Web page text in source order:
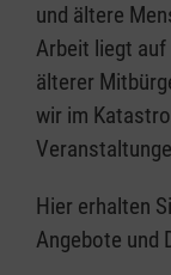
und ältere
Arbeit liegt auf
älterer
wir im
Hier erhalten
Angebote und